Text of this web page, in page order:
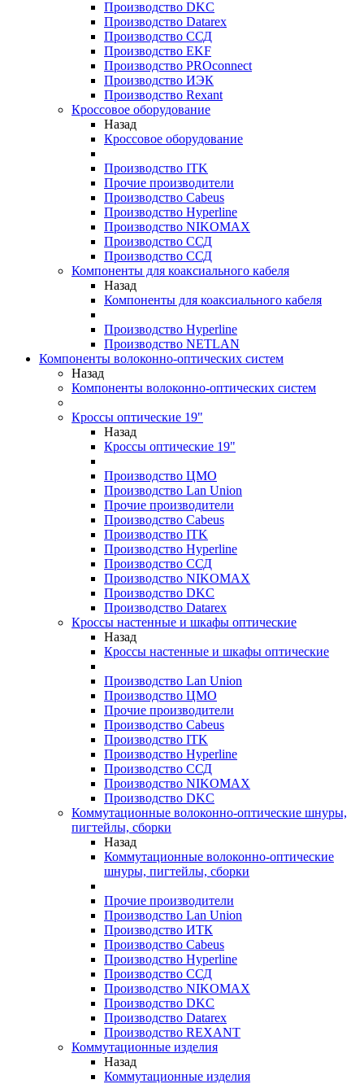
Производство DKC
Производство Datarex
Производство ССД
Производство EKF
Производство PROconnect
Производство ИЭК
Производство Rexant
Кроссовое оборудование
Назад
Кроссовое оборудование
Производство ITK
Прочие производители
Производство Cabeus
Производство Hyperline
Производство NIKOMAX
Производство ССД
Производство ССД
Компоненты для коаксиального кабеля
Назад
Компоненты для коаксиального кабеля
Производство Hyperline
Производство NETLAN
Компоненты волоконно-оптических систем
Назад
Компоненты волоконно-оптических систем
Кроссы оптические 19"
Назад
Кроссы оптические 19"
Производство ЦМО
Производство Lan Union
Прочие производители
Производство Cabeus
Производство ITK
Производство Hyperline
Производство ССД
Производство NIKOMAX
Производство DKC
Производство Datarex
Кроссы настенные и шкафы оптические
Назад
Кроссы настенные и шкафы оптические
Производство Lan Union
Производство ЦМО
Прочие производители
Производство Cabeus
Производство ITK
Производство Hyperline
Производство ССД
Производство NIKOMAX
Производство DKC
Коммутационные волоконно-оптические шнуры,
пигтейлы, сборки
Назад
Коммутационные волоконно-оптические
шнуры, пигтейлы, сборки
Прочие производители
Производство Lan Union
Производство ИТК
Производство Cabeus
Производство Hyperline
Производство ССД
Производство NIKOMAX
Производство DKC
Производство Datarex
Производство REXANT
Коммутационные изделия
Назад
Коммутационные изделия